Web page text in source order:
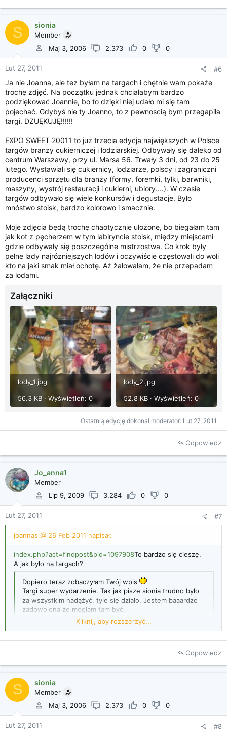
S sionia
Member
Maj 3, 2006
2,373 0 0
Lut 27, 2011 #6
Ja nie Joanna, ale tez byłam na targach i chętnie wam pokaże
trochę zdjęć. Na początku jednak chciałabym bardzo
podziękować Joannie, bo to dzięki niej udało mi się tam
pojechać. Gdybyś nie ty Joanno, to z pewnoscią bym przegapiła
targi. DZUĘKUJĘ!!!!!!
EXPO SWEET 20011 to już trzecia edycja największych w Polsce
targów branzy cukierniczej i lodziarskiej. Odbywały się daleko od
centrum Warszawy, przy ul. Marsa 56. Trwały 3 dni, od 23 do 25
lutego. Wystawiali się cukiernicy, lodziarze, polscy i zagraniczni
producenci sprzętu dla branży (formy, foremki, tylki, barwniki,
maszyny, wystrój restauracji i cukierni, ubiory....). W czasie
targów odbywało się wiele konkursów i degustacje. Było
mnóstwo stoisk, bardzo kolorowo i smacznie.
Moje zdjęcia będą trochę chaotycznie ułożone, bo biegałam tam
jak kot z pęcherzem w tym labiryncie stoisk, między miejscami
gdzie odbywały się poszczególne mistrzostwa. Co krok były
pełne lady najrózniejszych lodów i oczywiście częstowali do woli
kto na jaki smak miał ochotę. Aż żałowałam, że nie przepadam
za lodami.
Załączniki
lody_1.jpg
56.3 KB · Wyświetleń: 0
lody_2.jpg
52.8 KB · Wyświetleń: 0
Ostatnią edycję dokonał moderator: Lut 27, 2011
Odpowiedz
Jo_anna1
Member
Lip 9, 2009
3,284 0 0
Lut 27, 2011 #7
joannas @ 26 Feb 2011 napisał:
index.php?act=findpost&pid=1097908To bardzo się cieszę.
A jak było na targach?
Dopiero teraz zobaczyłam Twój wpis
Targi super wydarzenie. Tak jak pisze sionia trudno było
za wszystkim nadążyć, tyle się działo. Jestem baaardzo
zadowolona że mogłam tam być.
Postaram sie jutro wrzucic kilka zdjęć, bo teraz szykuję
się do pracy na nocną zmianę.
Kliknij, aby rozszerzyć...
Odpowiedz
S sionia
Member
Maj 3, 2006
2,373 0 0
Lut 27, 2011 #8